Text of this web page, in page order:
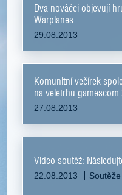
Dva nováčci objevují
Warplanes
29.08.2013
Komunitní večírek
na veletrhu gamescom
27.08.2013
Video soutěž:
22.08.2013 Soutěže